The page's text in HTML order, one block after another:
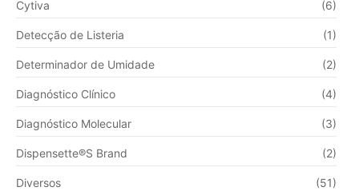
Cytiva (6)
Detecção de Listeria (1)
Determinador de Umidade (2)
Diagnóstico Clínico (4)
Diagnóstico Molecular (3)
Dispensette®S Brand (2)
Diversos (51)